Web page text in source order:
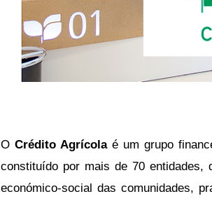
O Crédito Agrícolaé um grupo
constituído por mais de 70 entidades,
económico-social das comunidades,